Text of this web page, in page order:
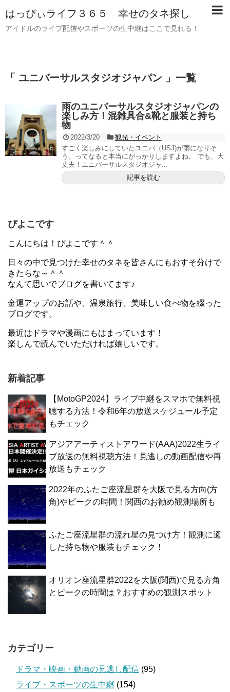
はっぴぃライフ３６５ 幸せのタネ探し
アイドルのライブ配信やスポーツの生中継はここで見れる！
「 ユニバーサルスタジオジャパン 」一覧
雨のユニバーサルスタジオジャパンの
楽しみ方！混雑具合&靴と服装と持ち
物
2022/3/20
観光・イベント
すごく楽しみにしていたユニバ（USJ)が雨になりそ
う。ってなると本当にがっかりしますよね。 でも、大
丈夫！ユニバーサルスタジオジャ...
記事を読む
ぴよこです
こんにちは！ぴよこです＾＾
日々の中で見つけた幸せのタネを皆さんにもおすそ分けで
きたらな～＾＾
なんて思いでブログを書いてます♪
金運アップのお話や、温泉旅行、美味しい食べ物を綴った
ブログです。
最近はドラマや漫画にもはまっています！
楽しんで読んでいただければ嬉しいです。
新着記事
【MotoGP2024】ライブ中継をスマホで無料視
聴する方法！令和6年の放送スケジュール予定
もチェック
アジアアーティストアワード(AAA)2022生ライ
ブ放送の無料視聴方法！見逃しの動画配信や再
放送もチェック
2022年のふたご座流星群を大阪で見る方向(方
角)やピークの時間！関西のお勧め観測場所も
ふたご座流星群の流れ星の見つけ方！観測に適
した持ち物や服装もチェック！
オリオン座流星群2022を大阪(関西)で見る方角
とピークの時間は？おすすめの観測スポット
カテゴリー
ドラマ・映画・動画の見逃し配信 (95)
ライブ・スポーツの生中継 (154)